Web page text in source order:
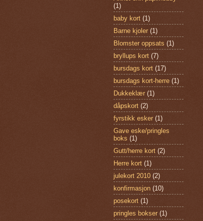
(1)
baby kort (1)
Barne kjoler (1)
Blomster oppsats (1)
bryllups kort (7)
bursdags kort (17)
bursdags kort-herre (1)
Dukkeklær (1)
dåpskort (2)
fyrstikk esker (1)
Gave eske/pringles
boks (1)
Gutt/herre kort (2)
Herre kort (1)
julekort 2010 (2)
konfirmasjon (10)
posekort (1)
pringles bokser (1)